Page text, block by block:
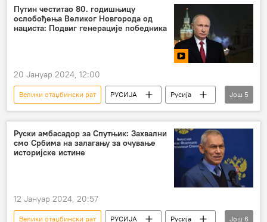
Спутњик објашњава
Путин честитао 80. годишњицу
ослобођења Великог Новгорода од
нациста: Подвиг генерације победника
20 Јануар 2024, 12:00
Велики отаџбински рат РУСИЈА
Русија
Владимир Путин
Велики Новгород
Други светски рат
ослобођење
Још 5
Руски амбасадор за Спутњик: Захвални
смо Србима на залагању за очување
историјске истине
12 Јануар 2024, 20:57
Велики отаџбински рат РУСИЈА
Русија
Још 6